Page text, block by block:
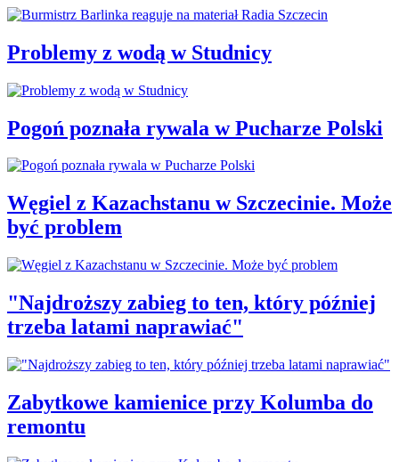
Problemy z wodą w Studnicy
Pogoń poznała rywala w Pucharze Polski
Węgiel z Kazachstanu w Szczecinie. Może
być problem
"Najdroższy zabieg to ten, który później
trzeba latami naprawiać"
Zabytkowe kamienice przy Kolumba do
remontu